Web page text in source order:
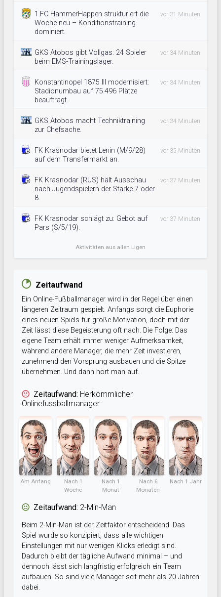
1.FC HammerHappen strukturiert die
Woche neu – Konditionstraining
dominiert.
vor 31 Minuten
GKS Atobos gibt Vollgas: 24 Spieler
beim EMS-Trainingslager.
vor 34 Minuten
Konstantinopel 1875 III modernisiert:
Stadionumbau auf 75.496 Plätze
beauftragt.
vor 34 Minuten
GKS Atobos macht Techniktraining
zur Chefsache.
vor 34 Minuten
FK Krasnodar bietet Lenin (M/9/28)
auf dem Transfermarkt an.
vor 35 Minuten
FK Krasnodar (RUS) hält Ausschau
nach Jugendspielern der Stärke 7 oder
8.
vor 37 Minuten
FK Krasnodar schlägt zu: Gebot auf
Pars (S/5/19).
vor 37 Minuten
Aktivitäten aus allen Ligen
Zeitaufwand
Ein Online-Fußballmanager wird in der Regel über einen
längeren Zeitraum gespielt. Anfangs sorgt die Euphorie
eines neuen Spiels für große Motivation, doch mit der
Zeit lässt diese Begeisterung oft nach. Die Folge: Das
eigene Team erhält immer weniger Aufmerksamkeit,
während andere Manager, die mehr Zeit investieren,
zunehmend den Vorsprung ausbauen und die Spitze
übernehmen. Und dann hört man auf.
Zeitaufwand: Herkömmlicher
Onlinefussballmanager
Am Anfang
Nach 1
Woche
Nach 1
Monat
Nach 6
Monaten
Nach 1 Jahr
Zeitaufwand: 2-Min-Man
Beim 2-Min-Man ist der Zeitfaktor entscheidend. Das
Spiel wurde so konzipiert, dass alle wichtigen
Einstellungen mit nur wenigen Klicks erledigt sind.
Dadurch bleibt der tägliche Aufwand minimal – und
dennoch lässt sich langfristig erfolgreich ein Team
aufbauen. So sind viele Manager seit mehr als 20 Jahren
dabei.